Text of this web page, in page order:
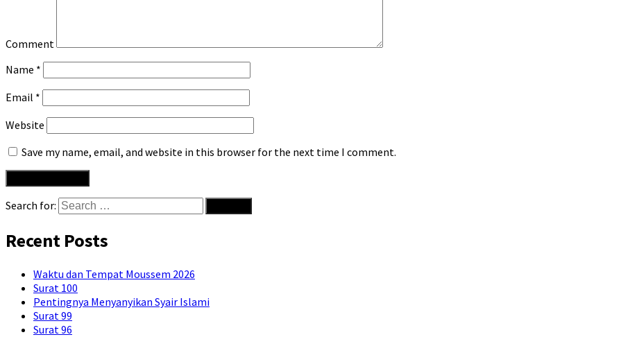
Comment
Name *
Email *
Website
Save my name, email, and website in this browser for the next time I comment.
Search for:
Recent Posts
Waktu dan Tempat Moussem 2026
Surat 100
Pentingnya Menyanyikan Syair Islami
Surat 99
Surat 96